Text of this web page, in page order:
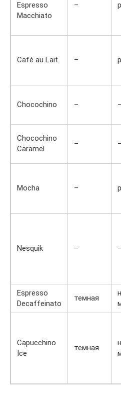
Espresso
Macchiato
–
Café au Lait –
Chocochino – –
Chocochino
Caramel
– –
Mocha –
Nesquik – –
Espresso
Decaffeinato
темная
Capucchino
Ice
темная